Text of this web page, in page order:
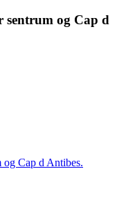
sentrum og Cap d
Cap d Antibes.